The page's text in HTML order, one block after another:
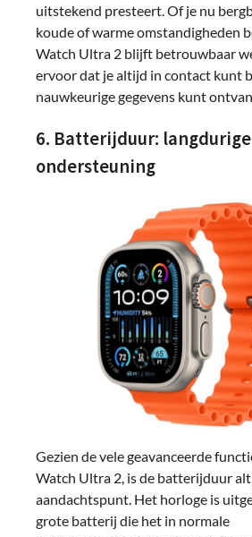
uitstekend presteert. Of je nu
koude of warme omstandigheden
Watch Ultra 2 blijft betrouwbaar
ervoor dat je altijd in contact kunt
nauwkeurige gegevens kunt
6. Batterijduur: langdurige
ondersteuning
Gezien de vele geavanceerde
Watch Ultra 2, is de batterijduur
aandachtspunt. Het horloge is
grote batterij die het in normale